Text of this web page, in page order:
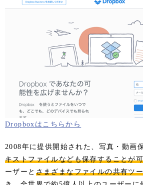
Dropboxはこちらから
2008年に提供開始された、写真・動画
キストファイルなども保存することが
ーザーと さまざまなファイルの共有ツ